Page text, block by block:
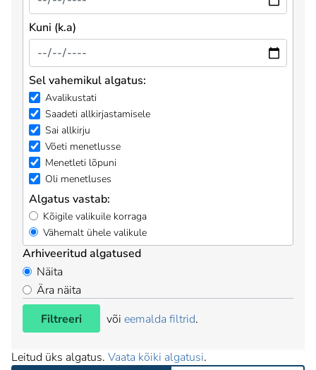
Kuni (k.a)
Sel vahemikul algatus:
Avalikustati
Saadeti allkirjastamisele
Sai allkirju
Võeti menetlusse
Menetleti lõpuni
Oli menetluses
Algatus vastab:
Kõigile valikuile korraga
Vähemalt ühele valikule
Arhiveeritud algatused
Näita
Ära näita
Filtreeri
või eemalda filtrid.
Leitud üks algatus. Vaata kõiki algatusi.